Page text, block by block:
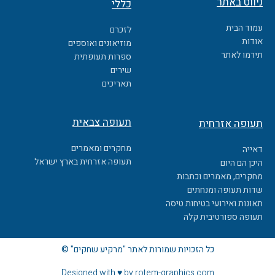
e
b
o
o
k
עמוד הבית
אודות
תירמו לאתר
כללי
לזכרם
מוזיאונים ואוספים
ספרות תעופתית
שירים
תאריכים
תעופה אזרחית
דאייה
היכן הם היום
מחקרים, מאמרים וכתבות
שדות תעופה ומנחתים
תאונות ואירועי בטיחות טיסה
תעופה ספורטיבית קלה
תעופה צבאית
מחקרים ומאמרים
תעופה אזרחית בארץ ישראל
כל הזכויות שמורות לאתר "מרקיע שחקים" ©